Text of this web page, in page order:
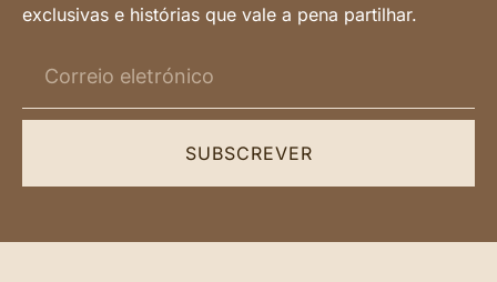
exclusivas e histórias que vale a pena partilhar.
SUBSCREVER